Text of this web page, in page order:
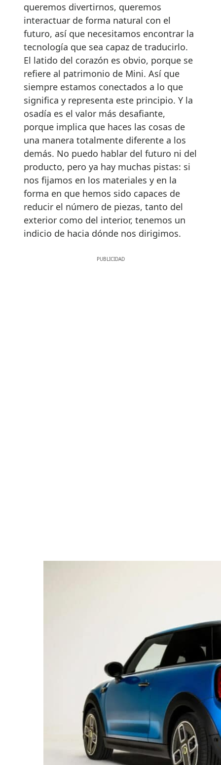
queremos divertirnos, queremos
interactuar de forma natural con el
futuro, así que necesitamos encontrar la
tecnología que sea capaz de traducirlo.
El latido del corazón es obvio, porque se
refiere al patrimonio de Mini. Así que
siempre estamos conectados a lo que
significa y representa este principio. Y la
osadía es el valor más desafiante,
porque implica que haces las cosas de
una manera totalmente diferente a los
demás. No puedo hablar del futuro ni del
producto, pero ya hay muchas pistas: si
nos fijamos en los materiales y en la
forma en que hemos sido capaces de
reducir el número de piezas, tanto del
exterior como del interior, tenemos un
indicio de hacia dónde nos dirigimos.